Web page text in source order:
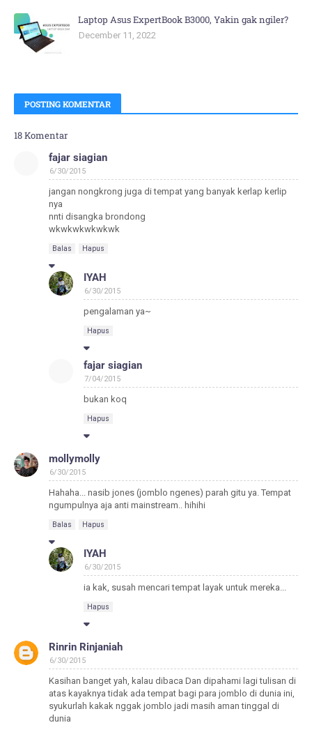
Laptop Asus ExpertBook B3000, Yakin gak ngiler?
December 11, 2022
POSTING KOMENTAR
18 Komentar
fajar siagian
6/30/2015
jangan nongkrong juga di tempat yang banyak kerlap kerlip
nya
nnti disangka brondong
wkwkwkwkwkwk
Balas Hapus
IYAH
6/30/2015
pengalaman ya~
Hapus
fajar siagian
7/04/2015
bukan koq
Hapus
mollymolly
6/30/2015
Hahaha... nasib jones (jomblo ngenes) parah gitu ya. Tempat
ngumpulnya aja anti mainstream.. hihihi
Balas Hapus
IYAH
6/30/2015
ia kak, susah mencari tempat layak untuk mereka...
Hapus
Rinrin Rinjaniah
6/30/2015
Kasihan banget yah, kalau dibaca Dan dipahami lagi tulisan di
atas kayaknya tidak ada tempat bagi para jomblo di dunia ini,
syukurlah kakak nggak jomblo jadi masih aman tinggal di
dunia